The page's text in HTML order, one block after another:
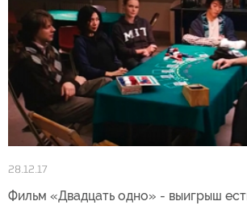
28.12.17
Фильм «Двадцать одно» - выигрыш